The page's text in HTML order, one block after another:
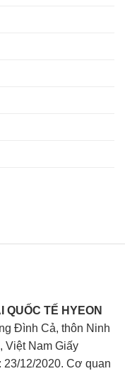
QUỐC TẾ HYEON
Đình Cả, thôn Ninh
Việt Nam Giấy
12/2020. Cơ quan